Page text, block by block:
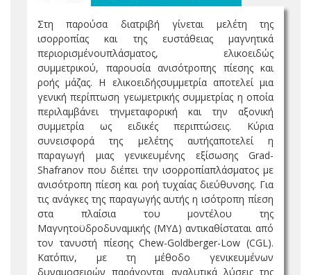
Στη παρούσα διατριβή γίνεται μελέτη της
ισορροπίας και της ευστάθειας μαγνητικά
περιορισμένουπλάσματος, ελικοειδώς
συμμετρικού, παρουσία ανισότροπης πίεσης και
ροής μάζας. Η ελικοειδήςσυμμετρία αποτελεί μια
γενική περίπτωση γεωμετρικής συμμετρίας η οποία
περιλαμβάνει τηνμεταφορική και την αξονική
συμμετρία ως ειδικές περιπτώσεις. Κύρια
συνεισφορά της μελέτης αυτήςαποτελεί η
παραγωγή μιας γενικευμένης εξίσωσης Grad-
Shafranov που διέπει την ισορροπίαπλάσματος με
ανισότροπη πίεση και ροή τυχαίας διεύθυνσης. Για
τις ανάγκες της παραγωγής αυτής η ισότροπη πίεση
στα πλαίσια του μοντέλου της
Μαγνητοϋδροδυναμικής (ΜΥΔ) αντικαθίσταται από
τον τανυστή πίεσης Chew-Goldberger-Low (CGL).
Κατόπιν, με τη μέθοδο γενικευμένων
δυναμοσειρών παράγονται αναλυτικά λύσεις της